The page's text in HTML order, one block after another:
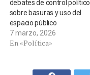
debates de control político
sobre basuras y uso del
espacio público
7 marzo, 2026
En «Política»